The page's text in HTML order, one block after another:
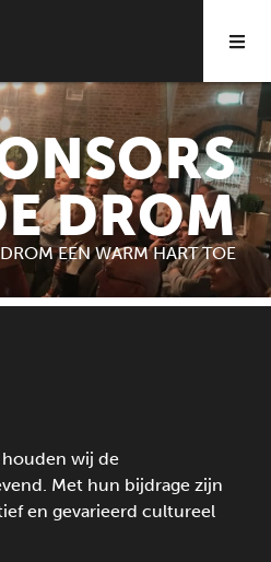
DROM
EEN WARM HART TOE
houden wij de
Met hun bijdrage zijn
en gevarieerd cultureel